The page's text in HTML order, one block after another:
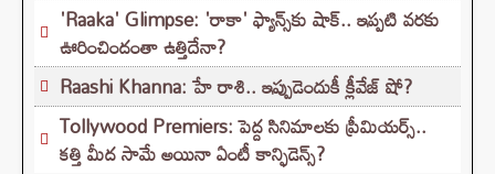
'Raaka' Glimpse: 'రాకా' ఫ్యాన్స్‌కు షాక్.. ఇప్పటి వరకు
ఊరించిందంతా ఉత్తిదేనా?
Raashi Khanna: హే రాశి.. ఇప్పుడెందుకీ క్లీవేజ్ షో?
Tollywood Premiers: పెద్ద సినిమాలకు ప్రీమియర్స్..
కత్తి మీద సామే అయినా ఏంటీ కాన్ఫిడెన్స్?